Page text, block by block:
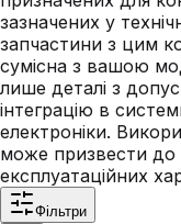
зазначених у
запчастини з цим
сумісна з вашою
лише деталі з
інтеграцію в
електроніки.
може призвести до
експлуатаційних
Фільтри